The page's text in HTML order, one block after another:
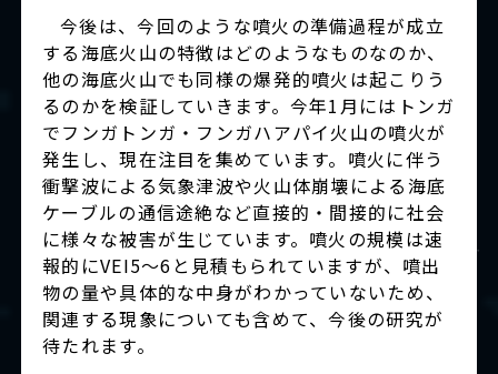
今後は、今回のような噴火の準備過程が成立
する海底火山の特徴はどのようなものなのか、
他の海底火山でも同様の爆発的噴火は起こりう
るのかを検証していきます。今年1月にはトンガ
でフンガトンガ・フンガハアパイ火山の噴火が
発生し、現在注目を集めています。噴火に伴う
衝撃波による気象津波や火山体崩壊による海底
ケーブルの通信途絶など直接的・間接的に社会
に様々な被害が生じています。噴火の規模は速
報的にVEI5～6と見積もられていますが、噴出
物の量や具体的な中身がわかっていないため、
関連する現象についても含めて、今後の研究が
待たれます。